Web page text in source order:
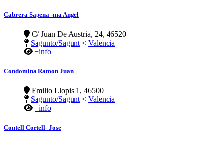
Cabrera Sapena -ma Angel
C/ Juan De Austria, 24, 46520
Sagunto/Sagunt < Valencia
+info
Condomina Ramon Juan
Emilio Llopis 1, 46500
Sagunto/Sagunt < Valencia
+info
Contell Cortell- Jose